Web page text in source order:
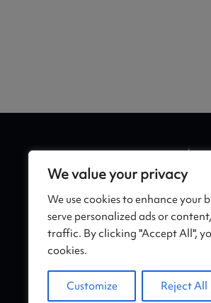
We value your privacy
We use cookies to enhance your
serve personalized ads or
traffic. By clicking "Accept All",
cookies.
Customize Reject All